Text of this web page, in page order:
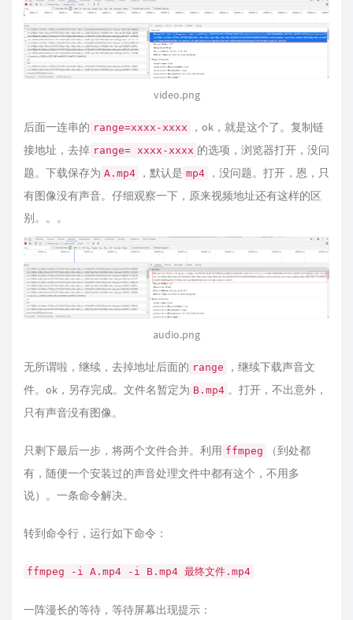
video.png
后面一连串的 range=xxxx-xxxx
，ok，就是这个了。复制链
接地址，去掉 range= xxxx-xxxx 的选项，浏览器打开，没问
题。下载保存为 A.mp4 ，默认是 mp4
，没问题。打开，恩，只
有图像没有声音。仔细观察一下，原来视频地址还有这样的区
别。。。
audio.png
无所谓啦，继续，去掉地址后面的 range
，继续下载声音文
件。ok，另存完成。文件名暂定为 B.mp4 。打开，不出意外，
只有声音没有图像。
只剩下最后一步，将两个文件合并。利用 ffmpeg
（到处都
有，随便一个安装过的声音处理文件中都有这个，不用多
说）。一条命令解决。
转到命令行，运行如下命令：
ffmpeg -i A.mp4 -i B.mp4 最终文件.mp4
一阵漫长的等待，等待屏幕出现提示：